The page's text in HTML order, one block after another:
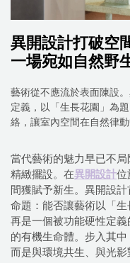
異開設計打破空
一場宛如自然野
藝術從不應流於表面陳設
定義，以「生長花園」為
絡，讓室內空間在自然律
當代藝術的魅力早已不
精緻擺設。在異開設計位
間獲賦予新生。異開設
命題：能否讓藝術以「
再是一個被功能硬性定
的有機生命體。步入其
而是與環境共生、與光影